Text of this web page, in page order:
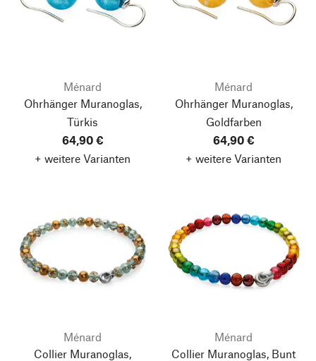
Ménard
Ohrhänger Muranoglas,
Türkis
64,90 €
+ weitere Varianten
Ménard
Ohrhänger Muranoglas,
Goldfarben
64,90 €
+ weitere Varianten
Ménard
Collier Muranoglas,
Ménard
Collier Muranoglas, Bunt